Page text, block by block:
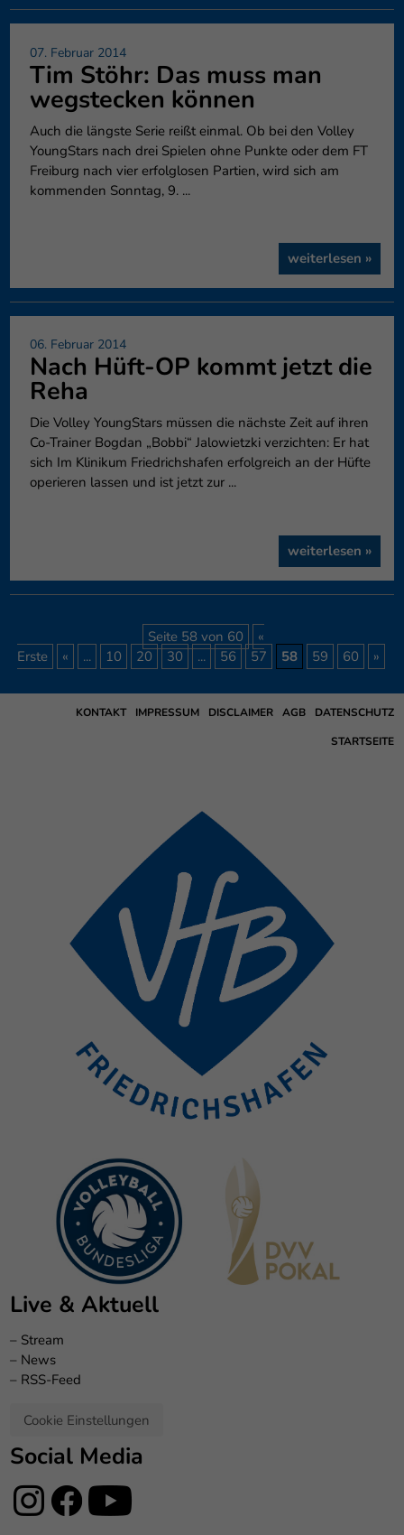
07. Februar 2014
Tim Stöhr: Das muss man
wegstecken können
Auch die längste Serie reißt einmal. Ob bei den Volley
YoungStars nach drei Spielen ohne Punkte oder dem FT
Freiburg nach vier erfolglosen Partien, wird sich am
kommenden Sonntag, 9. ...
weiterlesen »
06. Februar 2014
Nach Hüft-OP kommt jetzt die
Reha
Die Volley YoungStars müssen die nächste Zeit auf ihren
Co-Trainer Bogdan „Bobbi“ Jalowietzki verzichten: Er hat
sich Im Klinikum Friedrichshafen erfolgreich an der Hüfte
operieren lassen und ist jetzt zur ...
weiterlesen »
Seite 58 von 60
«
Erste
« ... 10 20 30 ... 56 57 58 59 60 »
DATENSCHUTZ
AGB
DISCLAIMER
IMPRESSUM
KONTAKT
STARTSEITE
Live & Aktuell
– Stream
– News
– RSS-Feed
Cookie Einstellungen
Social Media